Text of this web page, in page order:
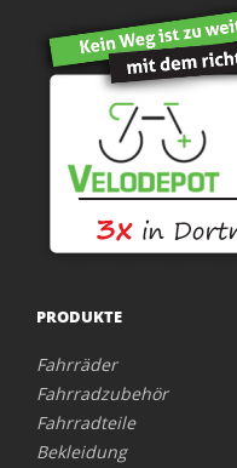
PRODUKTE
Fahrräder
Fahrradzubehör
Fahrradteile
Bekleidung